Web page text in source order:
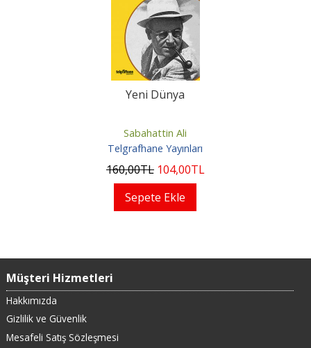
Yeni Dünya
Sabahattin Ali
Telgrafhane Yayınları
160,00TL 104,00TL
Sepete Ekle
Müşteri Hizmetleri
Hakkımızda
Gizlilik ve Güvenlik
Mesafeli Satış Sözleşmesi